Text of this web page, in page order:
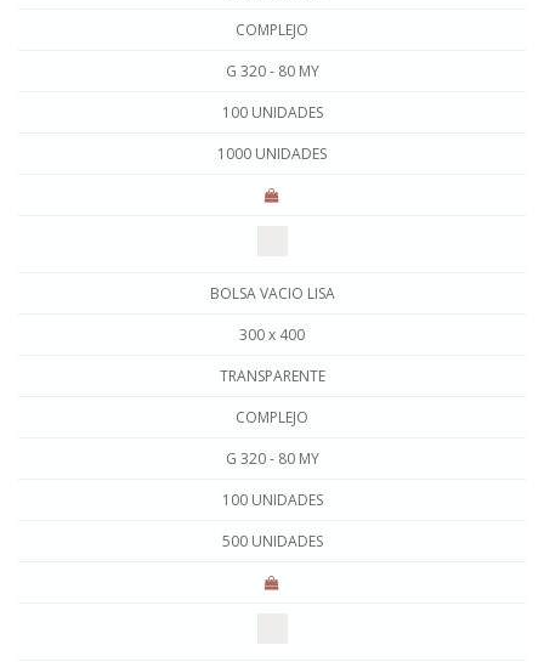
COMPLEJO
G 320 - 80 MY
100 UNIDADES
1000 UNIDADES
BOLSA VACIO LISA
300 x 400
TRANSPARENTE
COMPLEJO
G 320 - 80 MY
100 UNIDADES
500 UNIDADES